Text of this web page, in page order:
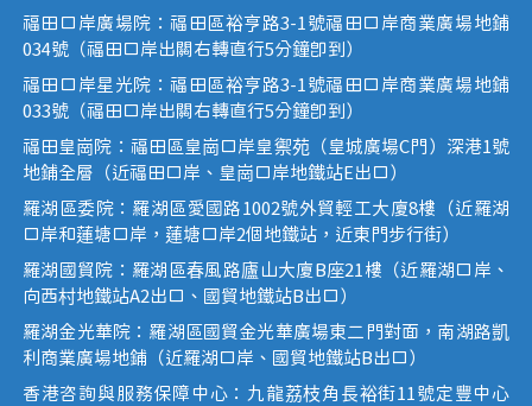
福田口岸廣場院：福田區裕亨路3-1號福田口岸商業廣場地鋪
034號（福田口岸出關右轉直行5分鐘即到）
福田口岸星光院：福田區裕亨路3-1號福田口岸商業廣場地鋪
033號（福田口岸出關右轉直行5分鐘即到）
福田皇崗院：福田區皇崗口岸皇禦苑（皇城廣場C門）深港1號
地鋪全層（近福田口岸、皇崗口岸地鐵站E出口）
羅湖區委院：羅湖區愛國路1002號外貿輕工大廈8樓（近羅湖
口岸和蓮塘口岸，蓮塘口岸2個地鐵站，近東門步行街）
羅湖國貿院：羅湖區春風路廬山大廈B座21樓（近羅湖口岸、
向西村地鐵站A2出口、國貿地鐵站B出口）
羅湖金光華院：羅湖區國貿金光華廣場東二門對面，南湖路凱
利商業廣場地鋪（近羅湖口岸、國貿地鐵站B出口）
香港咨詢與服務保障中心：九龍荔枝角長裕街11號定豐中心